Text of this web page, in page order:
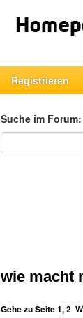
Registrieren
Suche im Forum:
Suche im Forum
wie macht
Gehe zu Seite1,2